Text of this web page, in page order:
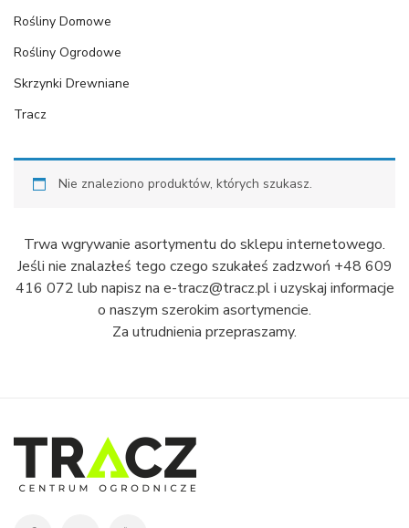
Rośliny Domowe
Rośliny Ogrodowe
Skrzynki Drewniane
Tracz
Nie znaleziono produktów, których szukasz.
Trwa wgrywanie asortymentu do sklepu internetowego.
Jeśli nie znalazłeś tego czego szukałeś zadzwoń +48 609
416 072 lub napisz na e-tracz@tracz.pl i uzyskaj informacje
o naszym szerokim asortymencie.
Za utrudnienia przepraszamy.